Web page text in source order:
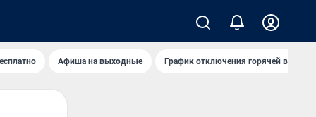
Афиша на выходные График отключения горячей воды в